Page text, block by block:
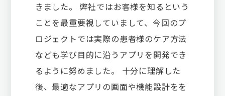
きました。 弊社ではお客様を知るという
ことを最重要視していまして、今回のプ
ロジェクトでは実際の患者様のケア方法
なども学び目的に沿うアプリを開発でき
るように努めました。 十分に理解した
後、最適なアプリの画面や機能設計をを